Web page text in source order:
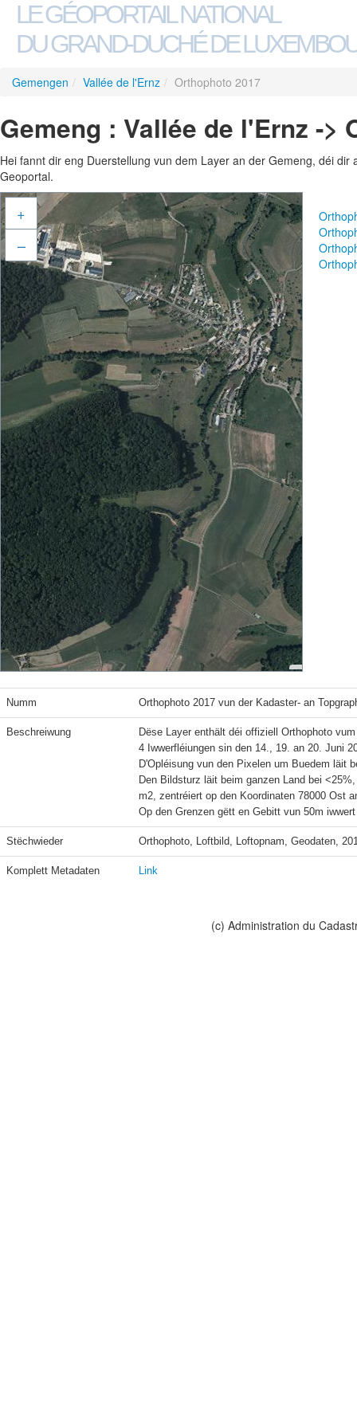
LE GÉOPORTAIL NATIONAL
DU GRAND-DUCHÉ DE
Gemengen / Vallée de l'Ernz / Orthophoto 2017
Gemeng : Vallée de l'Ernz ->
Hei fannt dir eng Duerstellung vun dem Layer an der Gemeng, déi
Geoportal.
+
–
Numm Orthophoto 2017 vun der Kadaster- an
Beschreiwung
Dëse Layer enthält déi offiziell Orthophoto
4 Iwwerfléiungen sin den 14., 19. an 20. Juni
D'Opléisung vun den Pixelen um Buedem läit
Den Bildsturz läit beim ganzen Land bei
m2, zentréiert op den Koordinaten 78000 Ost
Stëchwieder Orthophoto, Loftbild, Loftopnam, Geodaten,
Komplett Metadaten Link
(c) Administration du